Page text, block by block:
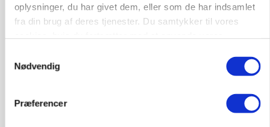
oplysninger, du har givet dem, eller som de har indsamlet
fra din brug af deres tjenester. Du samtykker til vores
Nødvendig
Præferencer
9670, Løgstør 03. aug.